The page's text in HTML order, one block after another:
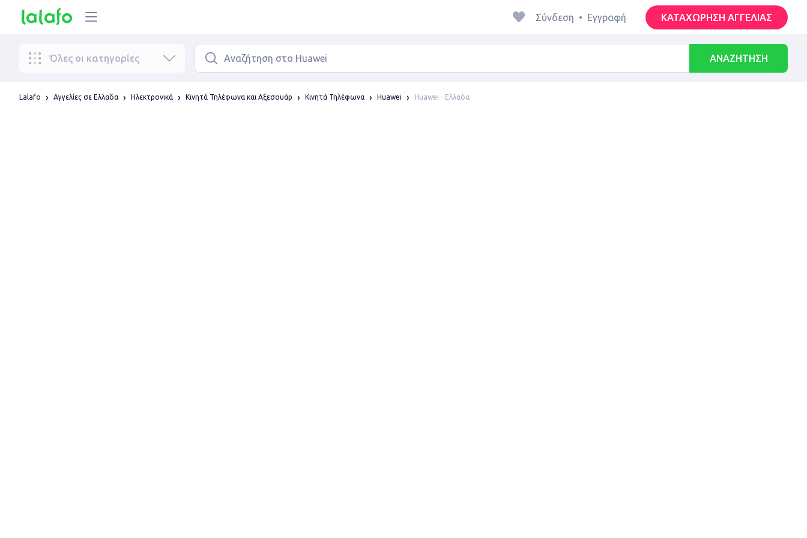
Σύνδεση • Εγγραφή ΚΑΤΑΧΩΡΗΣΗ ΑΓΓΕΛΙΑΣ
Όλες οι κατηγορίες ΑΝΑΖΗΤΗΣΗ
Lalafo Αγγελίες σε Ελλαδα Ηλεκτρονικά Κινητά Τηλέφωνα και Αξεσουάρ Κινητά Τηλέφωνα Huawei Huawei - Ελλαδα